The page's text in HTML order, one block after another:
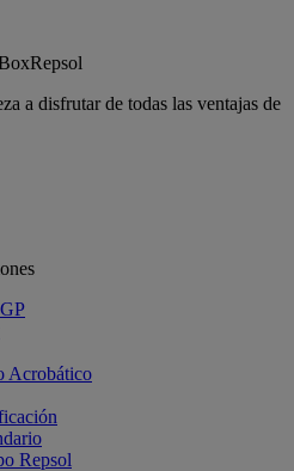
a disfrutar de todas las ventajas de
Acrobático
Repsol